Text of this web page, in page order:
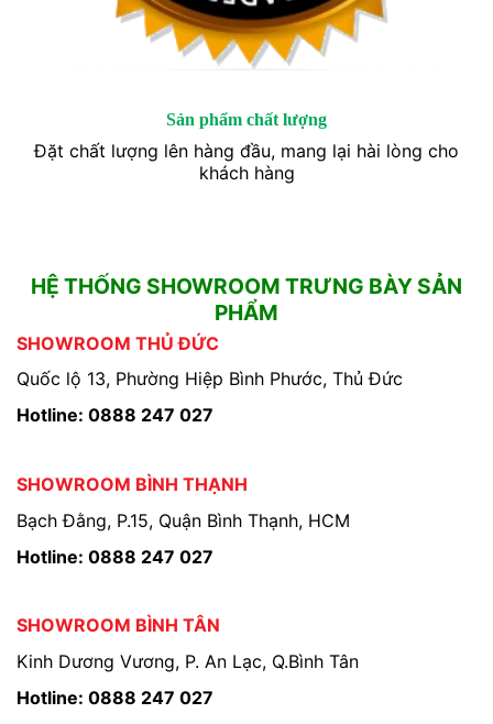
Sản phẩm chất lượng
Đặt chất lượng lên hàng đầu, mang lại hài lòng cho
khách hàng
HỆ THỐNG SHOWROOM TRƯNG BÀY SẢN
PHẨM
SHOWROOM THỦ ĐỨC
Quốc lộ 13, Phường Hiệp Bình Phước, Thủ Đức
Hotline: 0888 247 027
SHOWROOM BÌNH THẠNH
Bạch Đằng, P.15, Quận Bình Thạnh, HCM
Hotline: 0888 247 027
SHOWROOM BÌNH TÂN
Kinh Dương Vương, P. An Lạc, Q.Bình Tân
Hotline: 0888 247 027